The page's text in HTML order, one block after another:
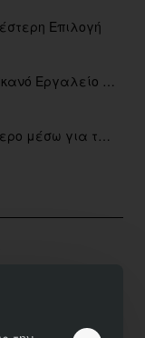
Επιλογή
Το Ηλεκτρονικό Τσιγάρο Ένα Ικανό Εργαλείο για τη Διακοπή του Καπνίσματος
Το Ατμισμα Αποτελεσματικότερο μέσω για την διακοπή Καπνίσματος